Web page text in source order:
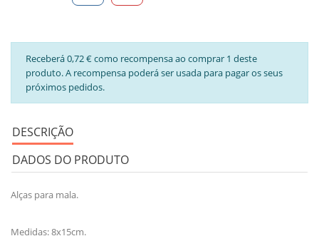
Receberá 0,72 € como recompensa ao comprar 1 deste
produto. A recompensa poderá ser usada para pagar os seus
próximos pedidos.
DESCRIÇÃO
DADOS DO PRODUTO
Alças para mala.
Medidas: 8x15cm.